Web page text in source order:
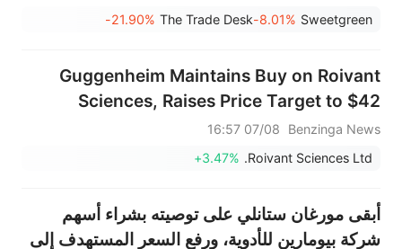
الأسهم الكبيرة التي شهدت انخفاضًا
Sweetgreen
-8.01%
The Trade Desk
-21.90%
Guggenheim Maintains Buy on Roivant
Sciences, Raises Price Target to $42
Benzinga News
07/08 16:57
Roivant Sciences Ltd.
+3.47%
أبقى مورغان ستانلي على توصيته بشراء أسهم
شركة بيومارين للأدوية، ورفع السعر المستهدف إلى